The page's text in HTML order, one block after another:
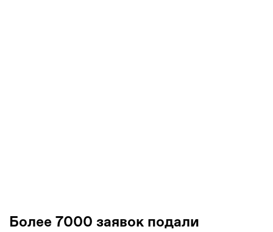
Более 7000 заявок подали